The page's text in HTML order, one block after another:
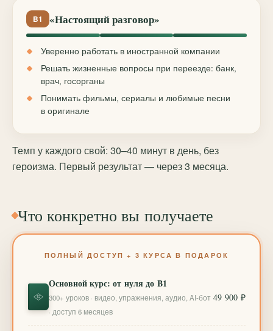
B1 «Настоящий разговор»
Уверенно работать в иностранной компании
Решать жизненные вопросы при переезде: банк,
врач, госорганы
Понимать фильмы, сериалы и любимые песни
в оригинале
Темп у каждого свой: 30–40 минут в день, без
героизма. Первый результат — через 3 месяца.
Что конкретно вы получаете
ПОЛНЫЙ ДОСТУП + 3 КУРСА В ПОДАРОК
Основной курс: от нуля до B1
300+ уроков · видео, упражнения, аудио, AI-бот
· доступ 6 месяцев
49 900 ₽